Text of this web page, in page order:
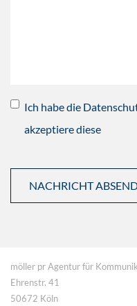
Ich habe die
akzeptiere diese
möller pr Agentur für
Ehrenstr. 41
50672 Köln